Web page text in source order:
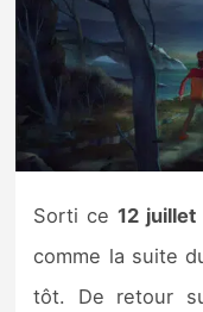
Chiffres de
Rumeurs
Nintendo
Tests et
Tests de
Sorti ce12 juillet
comme la suite
tôt. De retour